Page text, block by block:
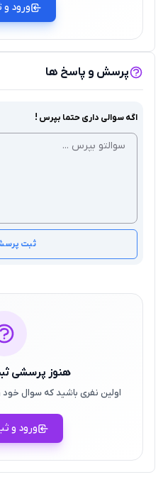
ورود
پرسش و پاسخ ها
اگه سوالی داری حتما بپرس !
ثبت
هنوز پرسشی
اولین نفری باشید که سوال
ورود و